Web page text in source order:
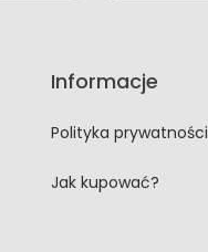
Informacje
Polityka prywatności
Jak kupować?